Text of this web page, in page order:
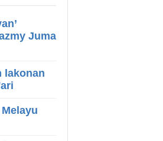
Juma
lakonan